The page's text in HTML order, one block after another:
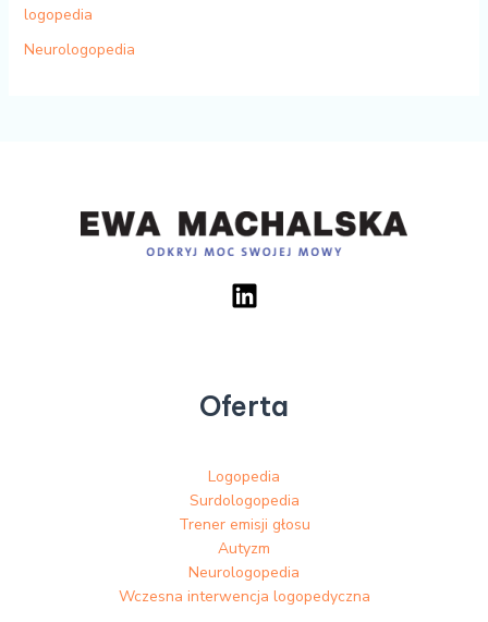
logopedia
Neurologopedia
Oferta
Logopedia
Surdologopedia
Trener emisji głosu
Autyzm
Neurologopedia
Wczesna interwencja logopedyczna